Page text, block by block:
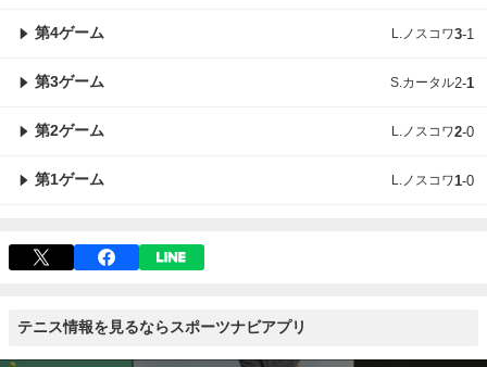
第4ゲーム L.ノスコワ3-1
第3ゲーム S.カータル2-1
第2ゲーム L.ノスコワ2-0
第1ゲーム L.ノスコワ1-0
テニス情報を見るならスポーツナビアプリ